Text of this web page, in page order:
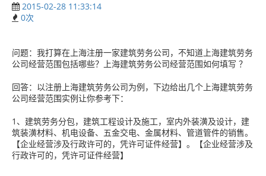
2015-02-28 11:33:14
0次
问题：我打算在上海注册一家建筑劳务公司，不知道上海建筑劳务
公司经营范围包括哪些？上海建筑劳务公司经营范围如何填写 ？
回答：以注册上海建筑劳务公司为例，下边给出几个上海建筑劳务
公司经营范围实例让你参考下：
1、建筑劳务分包，建筑工程设计及施工，室内外装潢及设计，建
筑装潢材料、机电设备、五金交电、金属材料、管道管件的销售。
【企业经营涉及行政许可的，凭许可证件经营】。【企业经营涉及
行政许可的，凭许可证件经营】